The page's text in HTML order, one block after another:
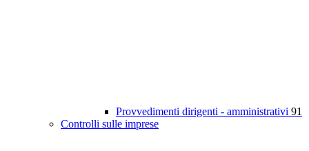
Provvedimenti dirigenti - amministrativi 91
Controlli sulle imprese